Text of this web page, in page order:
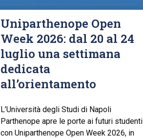
Uniparthenope Open
Week 2026: dal 20 al 24
luglio una settimana
dedicata
all’orientamento
L’Università degli Studi di Napoli
Parthenope apre le porte ai futuri studenti
con Uniparthenope Open Week 2026, in